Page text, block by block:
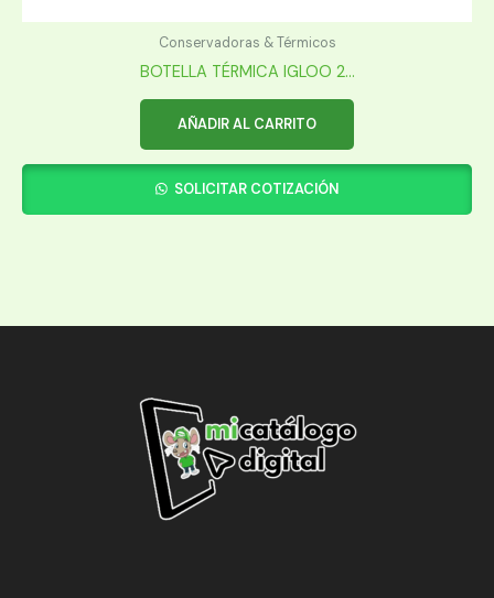
Conservadoras & Térmicos
BOTELLA TÉRMICA IGLOO 2...
AÑADIR AL CARRITO
SOLICITAR COTIZACIÓN